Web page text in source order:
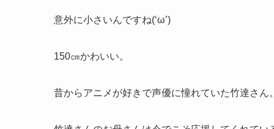
意外に小さいんですね(‘ω’)
150㎝かわいい。
昔からアニメが好きで声優に憧れていた竹達さん